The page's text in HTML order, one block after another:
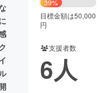
化
CAMPFIRE Creation
machi-ya コミュニティ
39%
目標金額は50,000
円
支援者数
6人